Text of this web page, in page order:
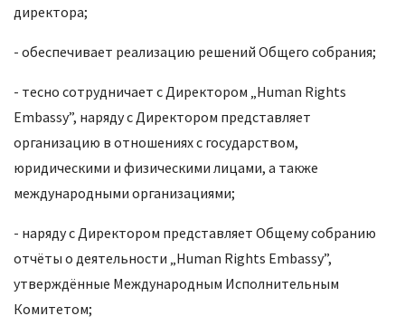
директора;
- обеспечивает реализацию решений Общего собрания;
- тесно сотрудничает с Директором „Human Rights
Embassy”, наряду с Директором представляет
организацию в отношениях с государством,
юридическими и физическими лицами, а также
международными организациями;
- наряду с Директором представляет Общему собранию
отчёты о деятельности „Human Rights Embassy”,
утверждённые Международным Исполнительным
Комитетом;